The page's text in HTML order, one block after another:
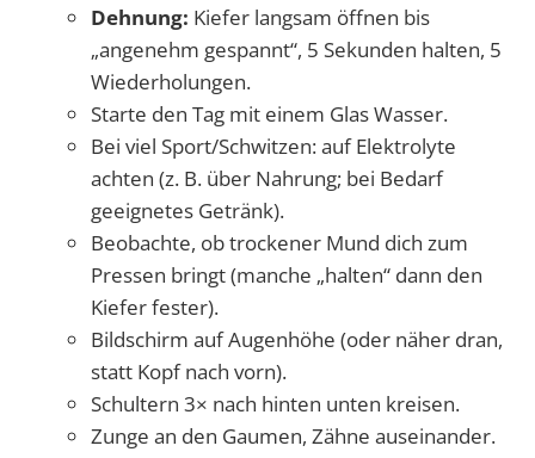
Dehnung: Kiefer langsam öffnen bis
„angenehm gespannt“, 5 Sekunden halten, 5
Wiederholungen.
Starte den Tag mit einem Glas Wasser.
Bei viel Sport/Schwitzen: auf Elektrolyte
achten (z. B. über Nahrung; bei Bedarf
geeignetes Getränk).
Beobachte, ob trockener Mund dich zum
Pressen bringt (manche „halten“ dann den
Kiefer fester).
Bildschirm auf Augenhöhe (oder näher dran,
statt Kopf nach vorn).
Schultern 3× nach hinten unten kreisen.
Zunge an den Gaumen, Zähne auseinander.